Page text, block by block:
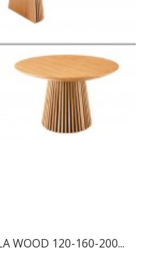
WOOD 120-160-200...